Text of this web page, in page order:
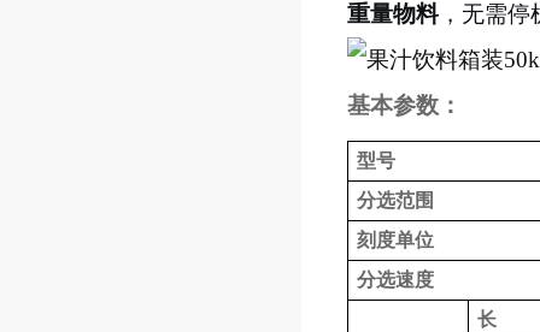
重量物料 ，无需
基本参数：
型号
分选范围
刻度单位
分选速度
长